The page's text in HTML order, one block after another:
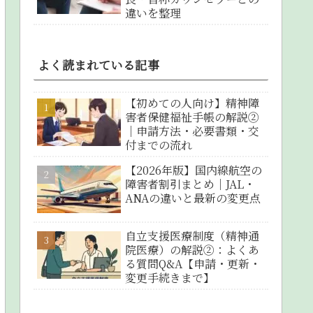
違いを整理
よく読まれている記事
【初めての人向け】精神障
害者保健福祉手帳の解説②
｜申請方法・必要書類・交
付までの流れ
【2026年版】国内線航空の
障害者割引まとめ｜JAL・
ANAの違いと最新の変更点
自立支援医療制度（精神通
院医療）の解説②：よくあ
る質問Q&A【申請・更新・
変更手続きまで】